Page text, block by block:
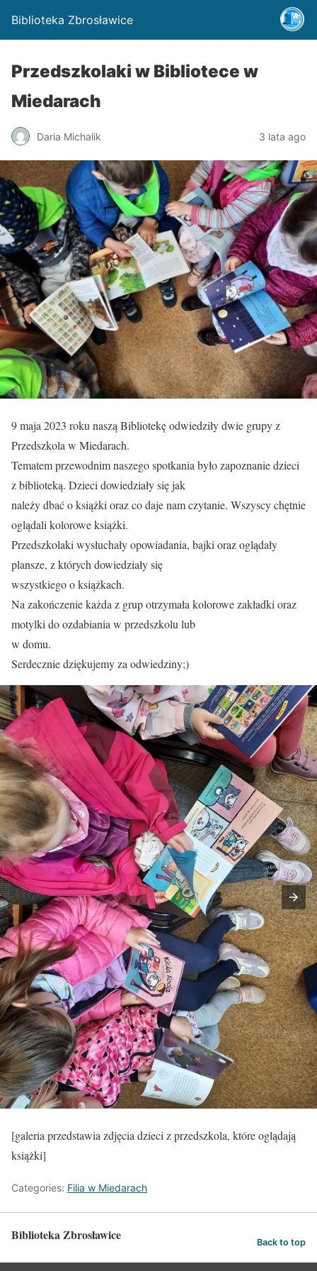
Biblioteka Zbrosławice
Przedszkolaki w Bibliotece w
Miedarach
Daria Michalik 3 lata ago
9 maja 2023 roku naszą Bibliotekę odwiedziły dwie grupy z
Przedszkola w Miedarach.
Tematem przewodnim naszego spotkania było zapoznanie dzieci
z biblioteką. Dzieci dowiedziały się jak
należy dbać o książki oraz co daje nam czytanie. Wszyscy chętnie
oglądali kolorowe książki.
Przedszkolaki wysłuchały opowiadania, bajki oraz oglądały
plansze, z których dowiedziały się
wszystkiego o książkach.
Na zakończenie każda z grup otrzymała kolorowe zakładki oraz
motylki do ozdabiania w przedszkolu lub
w domu.
Serdecznie dziękujemy za odwiedziny;)
[galeria przedstawia zdjęcia dzieci z przedszkola, które oglądają
książki]
Categories: Filia w Miedarach
Biblioteka Zbrosławice Back to top